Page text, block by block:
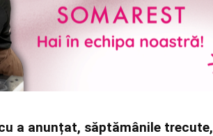
a anunțat, săptămânile trecute,